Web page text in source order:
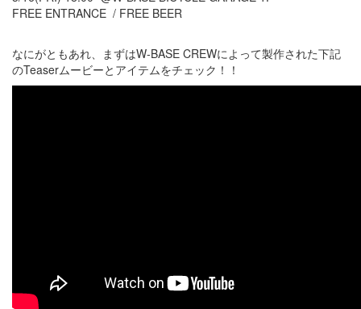
FREE ENTRANCE / FREE BEER
なにがともあれ、まずはW-BASE CREWによって製作された下記
のTeaserムービーとアイテムをチェック！！